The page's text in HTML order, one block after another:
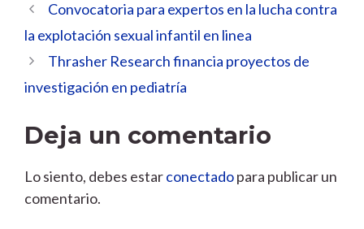
Convocatoria para expertos en la lucha contra
la explotación sexual infantil en linea
Thrasher Research financia proyectos de
investigación en pediatría
Deja un comentario
Lo siento, debes estarconectadopara publicar un
comentario.